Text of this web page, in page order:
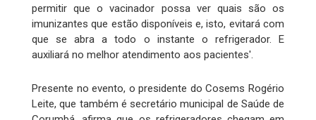
permitir que o vacinador possa ver quais são os
imunizantes que estão disponíveis e, isto, evitará com
que se abra a todo o instante o refrigerador. E
auxiliará no melhor atendimento aos pacientes'.
Presente no evento, o presidente do Cosems Rogério
Leite, que também é secretário municipal de Saúde de